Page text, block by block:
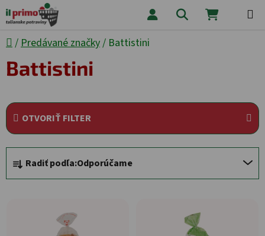
Prejsť na obsah Hľadať
Domov
/ Predávané značky/ Battistini
Battistini
OTVORIŤ FILTER
Radenie produktov
Radiť podľa:Odporúčame